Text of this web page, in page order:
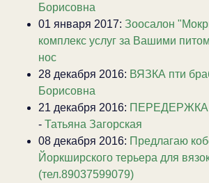
Борисовна
01 января 2017: Зоосалон
комплекс услуг за Вашими
нос
28 декабря 2016: ВЯЗКА пти
Борисовна
21 декабря 2016: ПЕРЕДЕРЖКА
- Татьяна Загорская
08 декабря 2016: Предлагаю
Йоркширского терьера для
(тел.89037599079)